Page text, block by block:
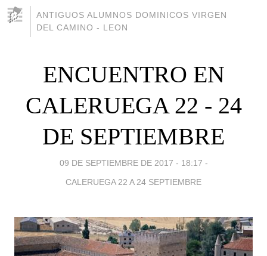
ANTIGUOS ALUMNOS DOMINICOS VIRGEN
DEL CAMINO - LEON
ENCUENTRO EN
CALERUEGA 22 - 24
DE SEPTIEMBRE
09 DE SEPTIEMBRE DE 2017 - 18:17 -
CALERUEGA 22 A 24 SEPTIEMBRE